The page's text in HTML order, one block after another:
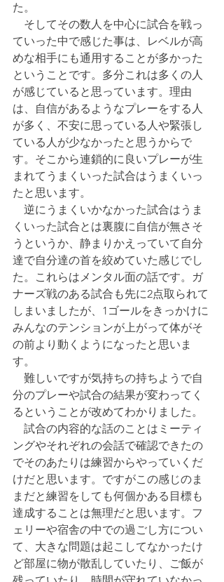
た。
そしてその数人を中心に試合を戦っ
ていった中で感じた事は、レベルが高
めな相手にも通用することが多かった
ということです。多分これは多くの人
が感じていると思っています。理由
は、自信があるようなプレーをする人
が多く、不安に思っている人や緊張し
ている人が少なかったと思うからで
す。そこから連鎖的に良いプレーが生
まれてうまくいった試合はうまくいっ
たと思います。
逆にうまくいかなかった試合はうま
くいった試合とは裏腹に自信が無さそ
うというか、静まりかえっていて自分
達で自分達の首を絞めていた感じでし
た。これらはメンタル面の話です。ガ
ナーズ戦のある試合も先に2点取られて
しまいましたが、1ゴールをきっかけに
みんなのテンションが上がって体がそ
の前より動くようになったと思いま
す。
難しいですが気持ちの持ちようで自
分のプレーや試合の結果が変わってく
るということが改めてわかりました。
試合の内容的な話のことはミーティ
ングやそれぞれの会話で確認できたの
でそのあたりは練習からやっていくだ
けだと思います。ですがこの感じのま
まだと練習をしても何個かある目標も
達成することは無理だと思います。フ
ェリーや宿舎の中での過ごし方につい
て、大きな問題は起こしてなかったけ
ど部屋に物が散乱していたり、ご飯が